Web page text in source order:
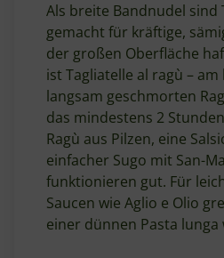
Als breite Bandnudel sind
gemacht für kräftige,
der großen Oberfläche
ist Tagliatelle al ragù –
langsam geschmorten
das mindestens 2
Ragù aus Pilzen, eine
einfacher Sugo mit San-
funktionieren gut. Für
Saucen wie Aglio e Olio
einer dünnen Pasta lunga